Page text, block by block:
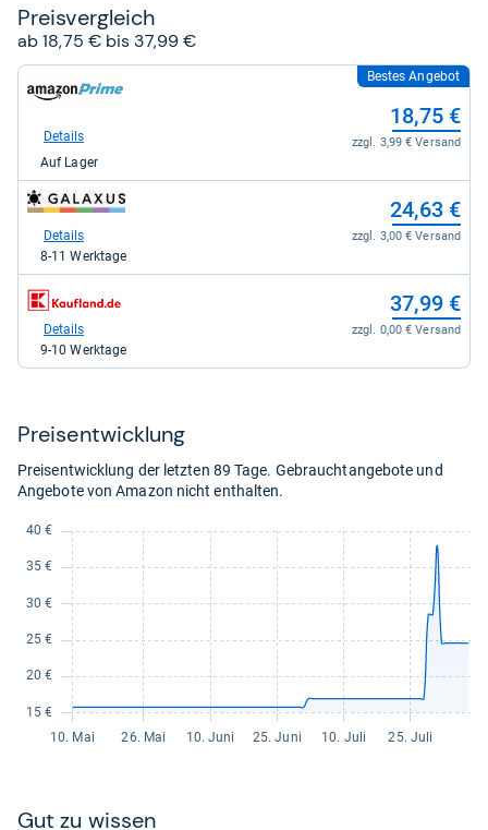
5
Sternen
Preis­ver­gleich
ab 18,75 € bis 37,99 €
Shop:
Amazon.de
18,75
kaufen.
Bestes Angebot
18,75 €
zzgl. 3,99 € Versand
Details
Auf Lager
zum
Shop:
galaxus
kaufen.
24,63 €
zzgl. 3,00 € Versand
Details
8-11 Werktage
zum
Shop:
Kaufland
37,99 €
zzgl. 0,00 € Versand
Details
9-10 Werktage
Preis­ent­wick­lung
Preisentwicklung der letzten 89 Tage. Gebrauchtangebote und
Angebote von Amazon nicht enthalten.
Gut zu wis­sen